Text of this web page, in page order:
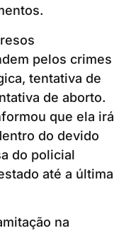
pelos crimes
tentativa de
de aborto.
que ela irá
do devido
do policial
até a última
na